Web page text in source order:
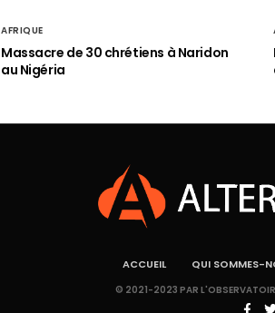
AFRIQUE
Massacre de 30 chrétiens à Naridon
au Nigéria
ACCUEIL QUI SOMMES-
© 2021-2023 PAR